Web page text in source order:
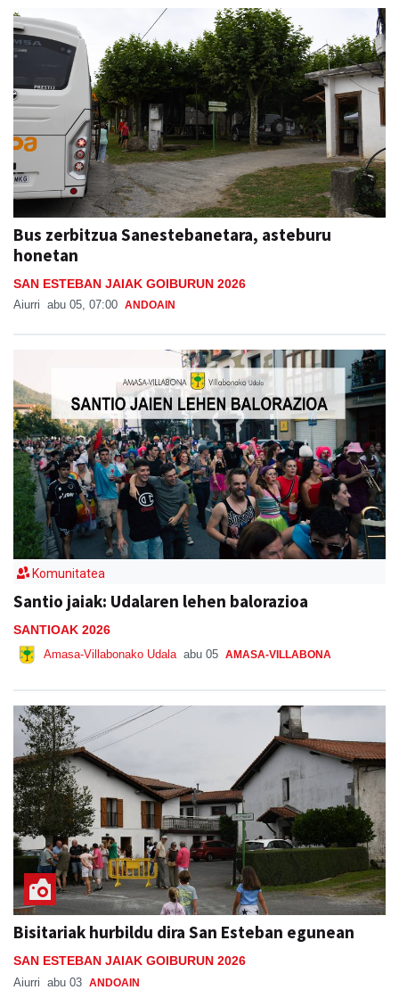
Bus zerbitzua Sanestebanetara, asteburu
honetan
SAN ESTEBAN JAIAK GOIBURUN 2026
Aiurri abu 05, 07:00 ANDOAIN
Komunitatea
Santio jaiak: Udalaren lehen balorazioa
SANTIOAK 2026
Amasa-Villabonako Udala abu 05 AMASA-VILLABONA
Bisitariak hurbildu dira San Esteban egunean
SAN ESTEBAN JAIAK GOIBURUN 2026
Aiurri abu 03 ANDOAIN